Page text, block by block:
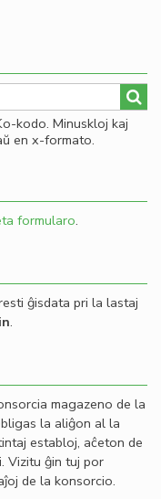
kodo. Minuskloj kaj
en x-formato.
formularo.
ĝisdata pri la lastaj
.
magazeno de la
la aliĝon al la
establoj, aĉeton de
Vizitu ĝin tuj por
de la konsorcio.